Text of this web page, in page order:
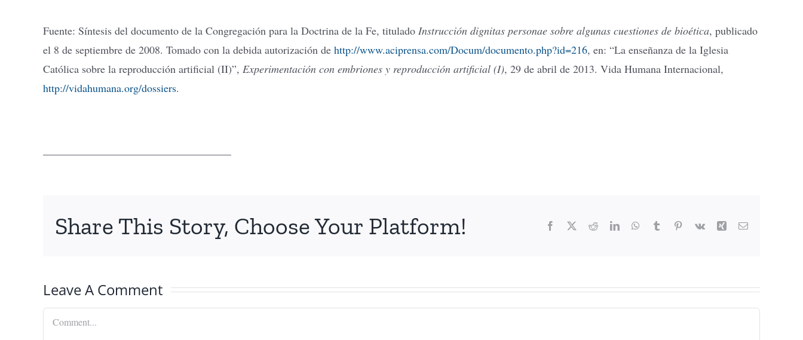
Fuente: Síntesis del documento de la Congregación para la Doctrina de la Fe, titulado Instrucción dignitas personae sobre algunas cuestiones de bioética, publicado
el 8 de septiembre de 2008. Tomado con la debida autorización de http://www.aciprensa.com/Docum/documento.php?id=216, en: “La enseñanza de la Iglesia
Católica sobre la reproducción artificial (II)”, Experimentación con embriones y reproducción artificial (I), 29 de abril de 2013. Vida Humana Internacional,
http://vidahumana.org/dossiers.
Share This Story, Choose Your Platform! Facebook RedditLinkedInWhatsApp
Tumblr Pinterest
Vk Xing Email
Leave A Comment
Comment